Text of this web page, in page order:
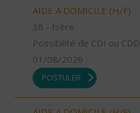
AIDE A DOMICILE (H/F)
38 - Isère
Possibilité de CDI ou CDD
01/08/2026
POSTULER